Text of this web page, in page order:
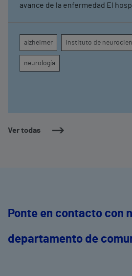
Ver todas
avance de la enfermedad El hospital cuenta
seguimiento clínico de cada
alzheimer instituto de
neurología
Ponte en contacto con
departamento de